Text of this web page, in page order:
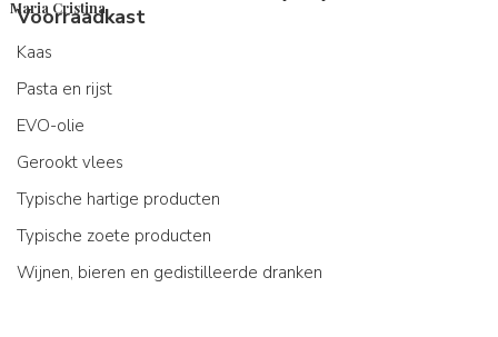
Maria Cristina
Voorraadkast
Kaas
Pasta en rijst
EVO-olie
Gerookt vlees
Typische hartige producten
Typische zoete producten
Wijnen, bieren en gedistilleerde dranken